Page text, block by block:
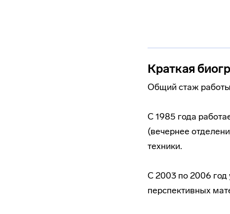
Краткая
Общий стаж работы
C 1985 года
(вечернее
техники.
С 2003 по 2006 год
перспективных